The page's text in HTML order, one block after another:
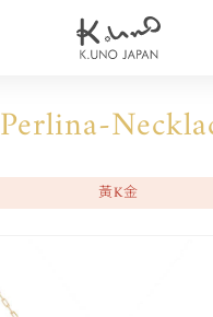
Perlina-
黃K金